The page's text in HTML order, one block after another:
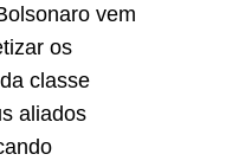
vem
os
classe
aliados